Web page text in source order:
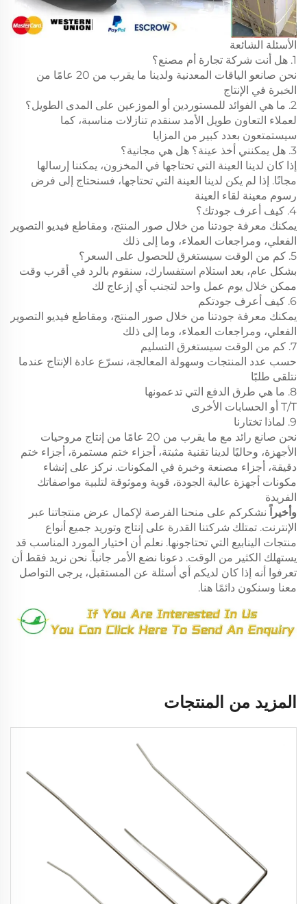
الأسئلة الشائعة
1. هل أنت شركة تجارة أم مصنع؟
نحن صانعو الياقات المعدنية ولدينا ما يقرب من 20 عامًا من
الخبرة في الإنتاج
2. ما هي الفوائد للمستوردين أو الموزعين على المدى الطويل؟
لعملاء التعاون طويل الأمد سنقدم تنازلات مناسبة، كما
سيستمتعون بعدد كبير من المزايا
3. هل يمكنني أخذ عينة؟ هل هي مجانية؟
إذا كان لدينا العينة التي تحتاجها في المخزون، يمكننا إرسالها
مجانًا. إذا لم يكن لدينا العينة التي تحتاجها، فسنحتاج إلى فرض
رسوم معينة لقاء العينة
4. كيف أعرف جودتك؟
يمكنك معرفة جودتنا من خلال صور المنتج، ومقاطع فيديو التصوير
الفعلي، ومراجعات العملاء، وما إلى ذلك
5. كم من الوقت سيستغرق للحصول على السعر؟
بشكل عام، بعد استلام استفسارك، سنقوم بالرد في أقرب وقت
ممكن خلال يوم عمل واحد لتجنب أي إزعاج لك
6. كيف أعرف جودتكم
يمكنك معرفة جودتنا من خلال صور المنتج، ومقاطع فيديو التصوير
الفعلي، ومراجعات العملاء، وما إلى ذلك
7. كم من الوقت سيستغرق التسليم
حسب عدد المنتجات وسهولة المعالجة، نسرّع عادة الإنتاج عندما
نتلقى طلبًا
8. ما هي طرق الدفع التي تدعمونها
T/T أو الحسابات الأخرى
9. لماذا تختارنا
نحن صانع رائد مع ما يقرب من 20 عامًا من إنتاج مروحيات
الأجهزة، وحاليًا لدينا تقنية مثبتة، أجزاء ختم مستمرة، أجزاء ختم
دقيقة، أجزاء مصنعة وخبرة في المكونات. نركز على إنشاء
مكونات أجهزة عالية الجودة، قوية وموثوقة لتلبية مواصفاتك
الفريدة
وأخيراً نشكركم على منحنا الفرصة لإكمال عرض منتجاتنا عبر
الإنترنت. تمتلك شركتنا القدرة على إنتاج وتوريد جميع أنواع
منتجات الينابيع التي تحتاجونها. نعلم أن اختيار المورد المناسب قد
يستهلك الكثير من الوقت. دعونا نضع الأمر جانباً. نحن نريد فقط أن
تعرفوا أنه إذا كان لديكم أي أسئلة عن المستقبل، يرجى التواصل
معنا وسنكون دائمًا هنا.
المزيد من المنتجات